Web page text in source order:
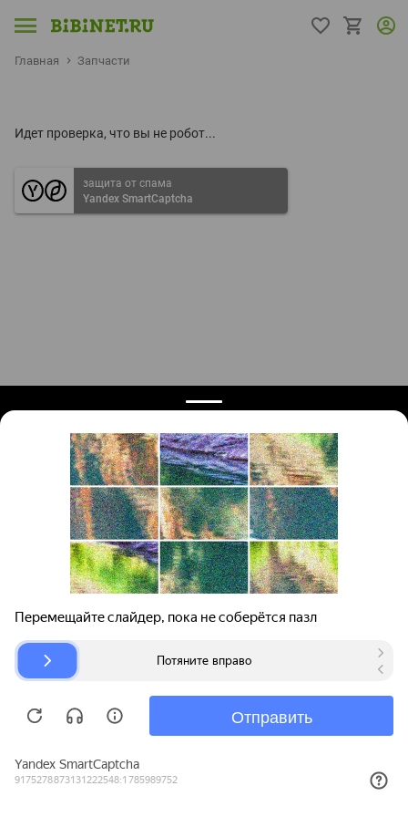
Главная Запчасти
Идет проверка, что вы не робот...
защита от спама
Yandex SmartCaptcha
Поиск запчастей
Для автокомпаний
Авторазборки
О проекте
Помощь
Карта сайта
© bibinet.ru - система поиска запчастей,
Copyright 2010-2026 Все права защищены